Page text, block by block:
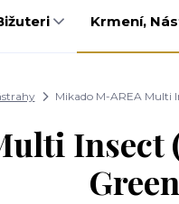
Krmení,
Mikado M-AREA Multi
Insect
Green